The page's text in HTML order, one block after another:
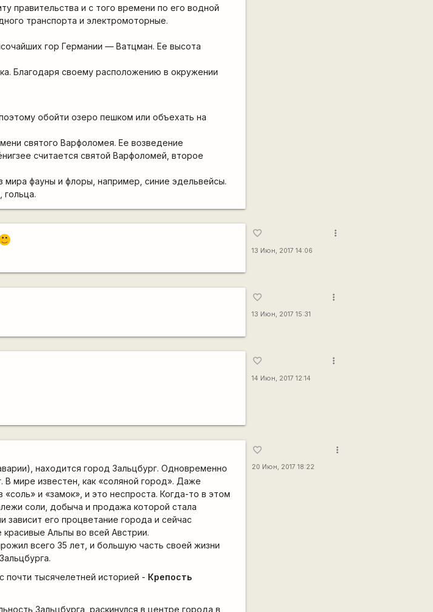
правительства и с того времени по его водной
транспорта и электромоторные.
гор Германии — Ватцман. Ее высота
Благодаря своему расположению в окружении
обойти озеро пешком или объехать на
святого Варфоломея. Ее возведение
считается святой Варфоломей, второе
фауны и флоры, например, синие эдельвейсы.
:)
favorite_border
13 Июн, 2017 14:06
more_vert
favorite_border
13 Июн, 2017 15:31
more_vert
favorite_border
14 Июн, 2017 12:14
more_vert
находится город Зальцбург. Одновременно
В мире известен, как «соляной город». Даже
и «замок», и это неспроста. Когда-то в этом
соли, добыча и продажа которой стала
зависит его процветание города и сейчас
Альпы во всей Австрии.
всего 35 лет, и большую часть своей жизни
почти тысячелетней историей - Крепость
Зальцбурга, раскинулся в центре города в
favorite_border
20 Июн, 2017 18:22
more_vert